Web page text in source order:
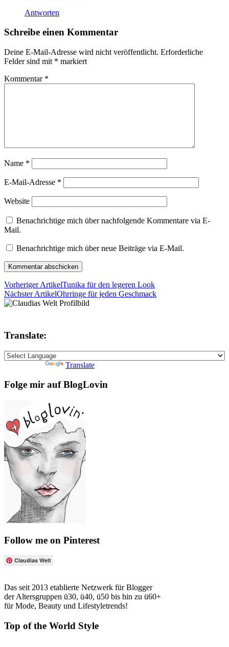
Antworten
Schreibe einen Kommentar
Deine E-Mail-Adresse wird nicht veröffentlicht. Erforderliche
Felder sind mit * markiert
Kommentar *
Name *
E-Mail-Adresse *
Website
Benachrichtige mich über nachfolgende Kommentare via E-
Mail.
Benachrichtige mich über neue Beiträge via E-Mail.
Vorheriger ArtikelTunika für den legeren Look
Nächster ArtikelOhrringe für jeden Geschmack
Translate:
Translate
Folge mir auf BlogLovin
Follow me on Pinterest
Claudias Welt
Das seit 2013 etablierte Netzwerk für Blogger
der Altersgruppen ü30, ü40, ü50 bis hin zu ü60+
für Mode, Beauty und Lifestyletrends!
Top of the World Style